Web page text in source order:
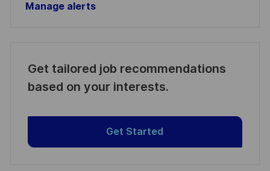
Manage alerts
Get tailored job recommendations
based on your interests.
Get Started